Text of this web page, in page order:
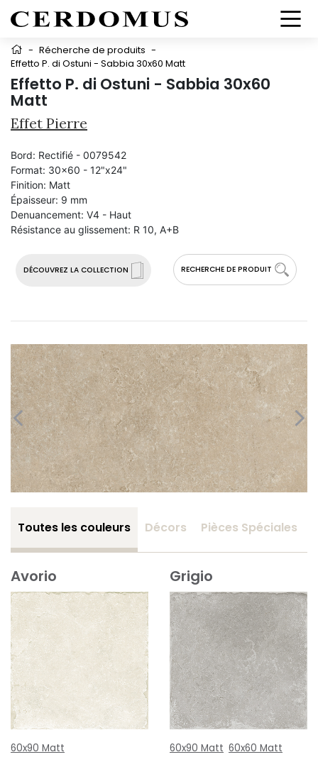
- Récherche de produits -
Effetto P. di Ostuni - Sabbia 30x60 Matt
Effetto P. di Ostuni - Sabbia 30x60
Matt
Effet Pierre
DÉCOUVREZ LA COLLECTION RECHERCHE DE PRODUIT
Bord: Rectifié - 0079542
Format: 30x60 - 12"x24"
Finition: Matt
Épaisseur: 9 mm
Denuancement: V4 - Haut
Résistance au glissement: R 10, A+B
Toutes les couleurs Décors Pièces Spéciales
Avorio
60x90 Matt
Grigio
60x90 Matt 60x60 Matt